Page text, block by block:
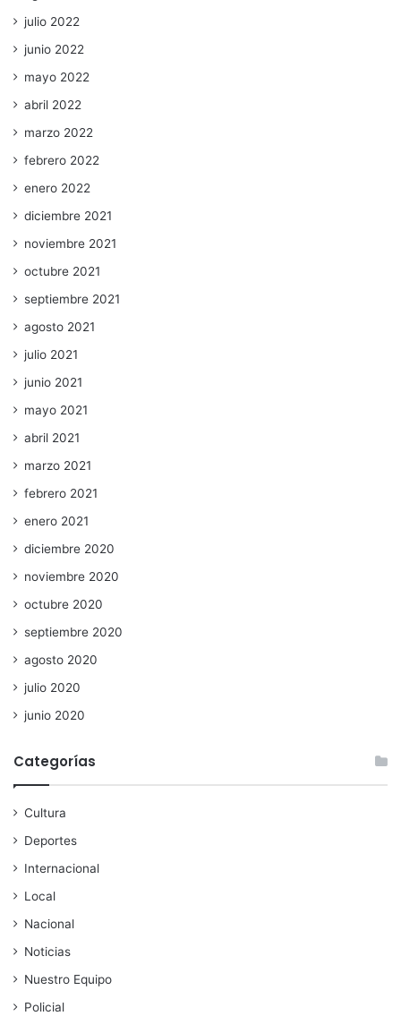
julio 2022
junio 2022
mayo 2022
abril 2022
marzo 2022
febrero 2022
enero 2022
diciembre 2021
noviembre 2021
octubre 2021
septiembre 2021
agosto 2021
julio 2021
junio 2021
mayo 2021
abril 2021
marzo 2021
febrero 2021
enero 2021
diciembre 2020
noviembre 2020
octubre 2020
septiembre 2020
agosto 2020
julio 2020
junio 2020
Categorías
Cultura
Deportes
Internacional
Local
Nacional
Noticias
Nuestro Equipo
Policial